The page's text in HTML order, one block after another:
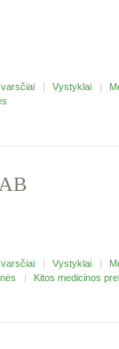
Vystyklai
Vystyklai
Kitos medicinos